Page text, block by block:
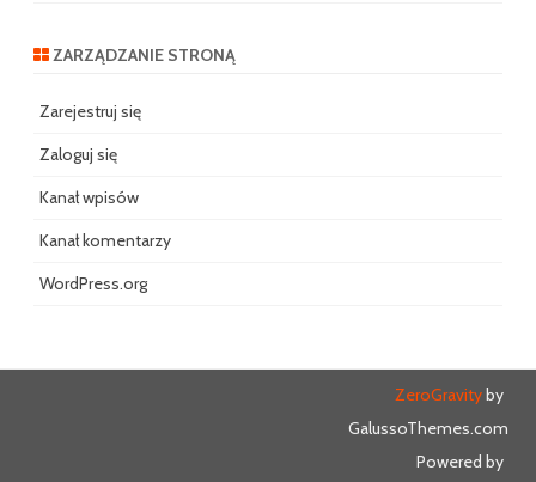
ZARZĄDZANIE STRONĄ
Zarejestruj się
Zaloguj się
Kanał wpisów
Kanał komentarzy
WordPress.org
ZeroGravityby
GalussoThemes.com
Powered by